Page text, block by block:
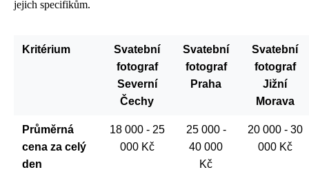
jejich specifikům.
Kritérium
Svatební
fotograf
Severní
Čechy
Svatební
fotograf
Praha
Svatební
fotograf
Jižní
Morava
Průměrná
cena za celý
den
18 000 - 25
000 Kč
25 000 -
40 000
Kč
20 000 - 30
000 Kč